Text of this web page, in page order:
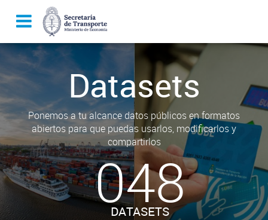
Datasets
Ponemos a tu alcance datos públicos en formatos
abiertos para que puedas usarlos, modificarlos y
compartirlos
048
DATASETS